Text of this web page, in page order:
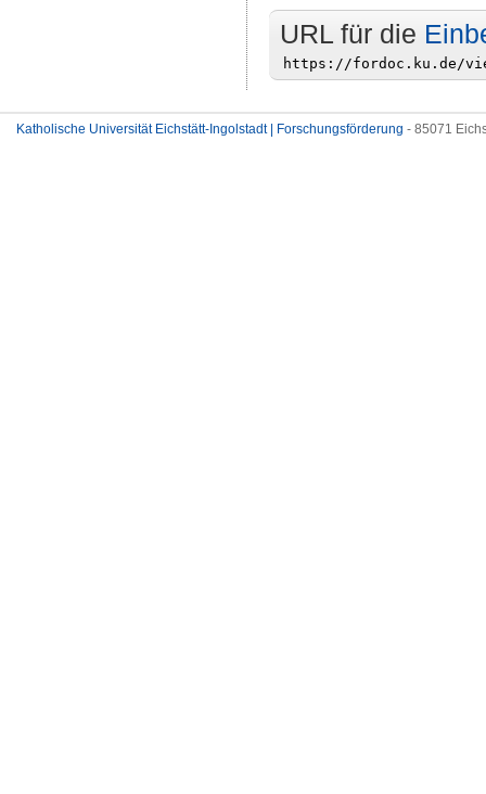
URL für die
Katholische Universität Eichstätt-Ingolstadt | Forschungsförderung - 85071